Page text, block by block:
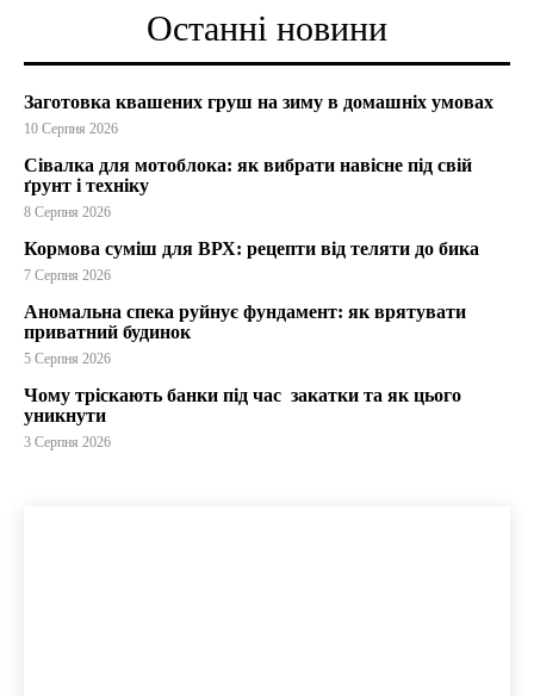
Останні новини
Заготовка квашених груш на зиму в домашніх умовах
10 Серпня 2026
Сівалка для мотоблока: як вибрати навісне під свій
ґрунт і техніку
8 Серпня 2026
Кормова суміш для ВРХ: рецепти від теляти до бика
7 Серпня 2026
Аномальна спека руйнує фундамент: як врятувати
приватний будинок
5 Серпня 2026
Чому тріскають банки під час закатки та як цього
уникнути
3 Серпня 2026